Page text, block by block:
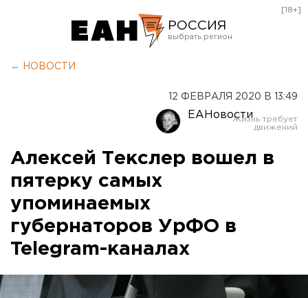
РОССИЯ
Оренбург
[18+]
← НОВОСТИ
12 ФЕВРАЛЯ 2020 В 13:49
ЕАНовости
Алексей Текслер вошел в
пятерку самых
упоминаемых
губернаторов УрФО в
Telegram-каналах